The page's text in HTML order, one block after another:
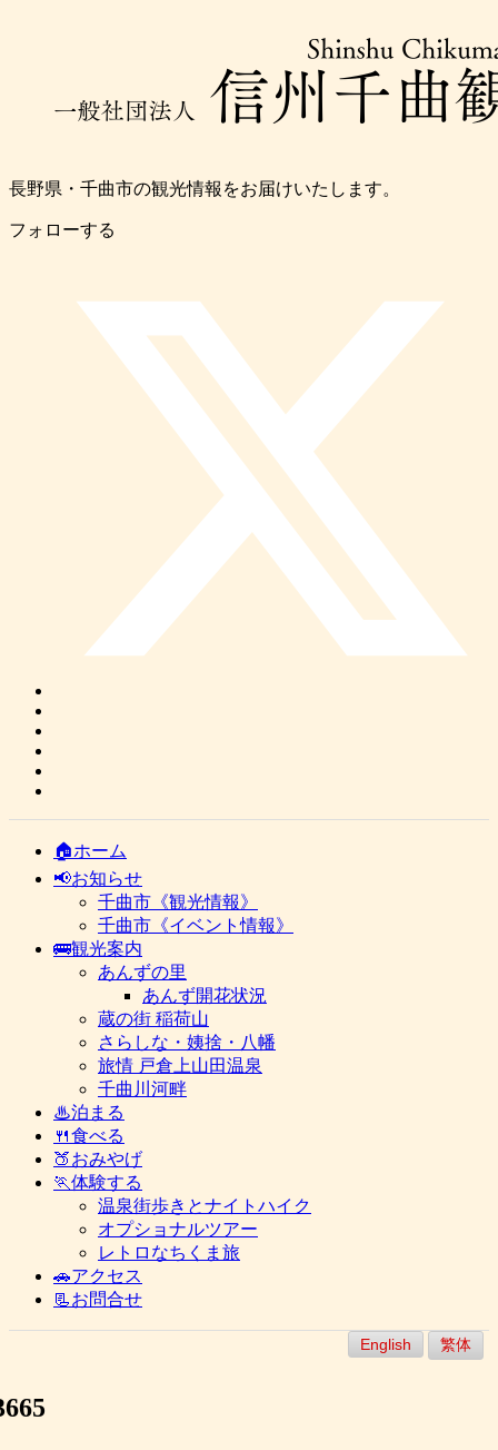
長野県・千曲市の観光情報をお届けいたします。
フォローする
🏠ホーム
📢お知らせ
千曲市《観光情報》
千曲市《イベント情報》
🚌観光案内
あんずの里
あんず開花状況
蔵の街 稲荷山
さらしな・姨捨・八幡
旅情 戸倉上山田温泉
千曲川河畔
♨泊まる
🍴食べる
🍑おみやげ
🏃体験する
温泉街歩きとナイトハイク
オプショナルツアー
レトロなちくま旅
🚗アクセス
📃お問合せ
English 繁体